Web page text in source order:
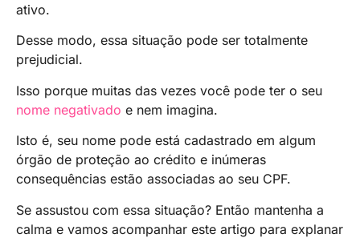
ativo.
Desse modo, essa situação pode ser totalmente
prejudicial.
Isso porque muitas das vezes você pode ter o seu
nome negativado e nem imagina.
Isto é, seu nome pode está cadastrado em algum
órgão de proteção ao crédito e inúmeras
consequências estão associadas ao seu CPF.
Se assustou com essa situação? Então mantenha a
calma e vamos acompanhar este artigo para explanar